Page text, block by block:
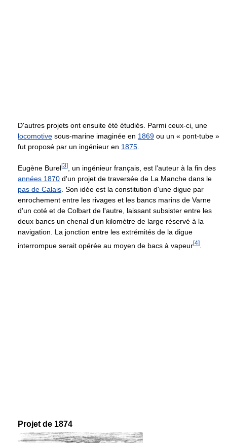
D'autres projets ont ensuite été étudiés. Parmi ceux-ci, une
locomotive sous-marine imaginée en 1869 ou un « pont-tube »
fut proposé par un ingénieur en 1875.
Eugène Burel[3]
, un ingénieur français, est l'auteur à la fin des
années 1870 d'un projet de traversée de La Manche dans le
pas de Calais . Son idée est la constitution d'une digue par
enrochement entre les rivages et les bancs marins de Varne
d'un coté et de Colbart de l'autre, laissant subsister entre les
deux bancs un chenal d'un kilomètre de large réservé à la
navigation. La jonction entre les extrémités de la digue
interrompue serait opérée au moyen de bacs à vapeur[4]
Projet de 1874